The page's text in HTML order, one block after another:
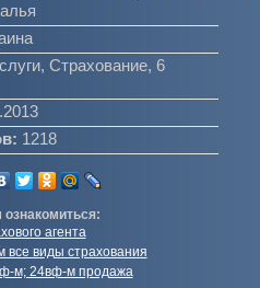
Страхование, 6
1218
агента
все виды страхования
м; 24вф-м продажа